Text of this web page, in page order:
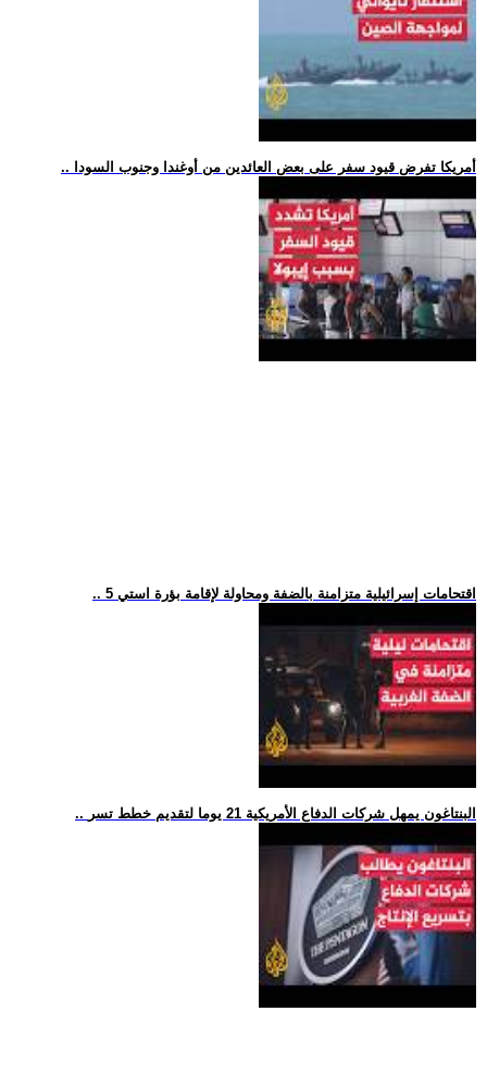
.. أمريكا تفرض قيود سفر على بعض العائدين من أوغندا وجنوب السودا
.. 5 اقتحامات إسرائيلية متزامنة بالضفة ومحاولة لإقامة بؤرة استي
.. البنتاغون يمهل شركات الدفاع الأمريكية 21 يوما لتقديم خطط تسر